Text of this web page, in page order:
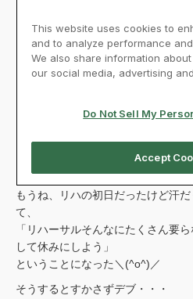
もうね、リハの初日だったけど汗
て、
「リハーサルそんなにたくさん要
して休みにしよう」
ということになった＼(^o^)／
そうするとすかさずデブ・・・